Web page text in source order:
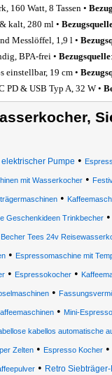
160 Watt, 8 Tassen •
kalt, 280 ml •
Messlöffel, 1,9 l •
BPA-frei • Bezugsquelle:
einstellbar, 19 cm •
PD & USB Typ A, 32 W •
Pumpe •
mit Wasserkocher•
•
Geschenkideen Trinkbecher•
Tees 24v
• Espressomaschine mit
• Espressokocher•
•
• Mini-
kabellos automatische
Zelten • Espresso Kocher •
• Retro